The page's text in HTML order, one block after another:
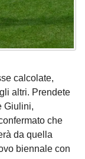
calcolate,
altri. Prendete
Giulini,
che
da quella
biennale con